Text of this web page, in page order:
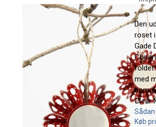
Den
roset
Gade
foldet
med
Clear
Køb